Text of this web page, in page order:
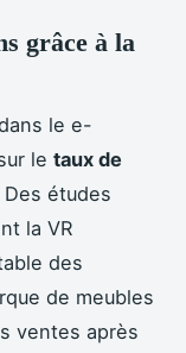
grâce à la
le e-
le taux de
Des études
la VR
des
de meubles
ventes après